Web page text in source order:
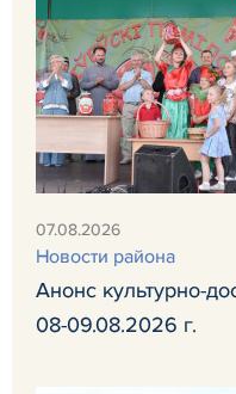
07.08.2026
Новости района
Анонс культурно-
08-09.08.2026 г.